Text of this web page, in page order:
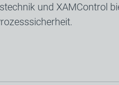
und XAMControl